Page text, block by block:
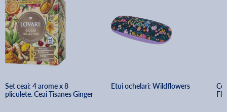
Set ceai: 4 arome x 8
pliculete. Ceai Tisanes Ginger
Etui ochelari: Wildflowers